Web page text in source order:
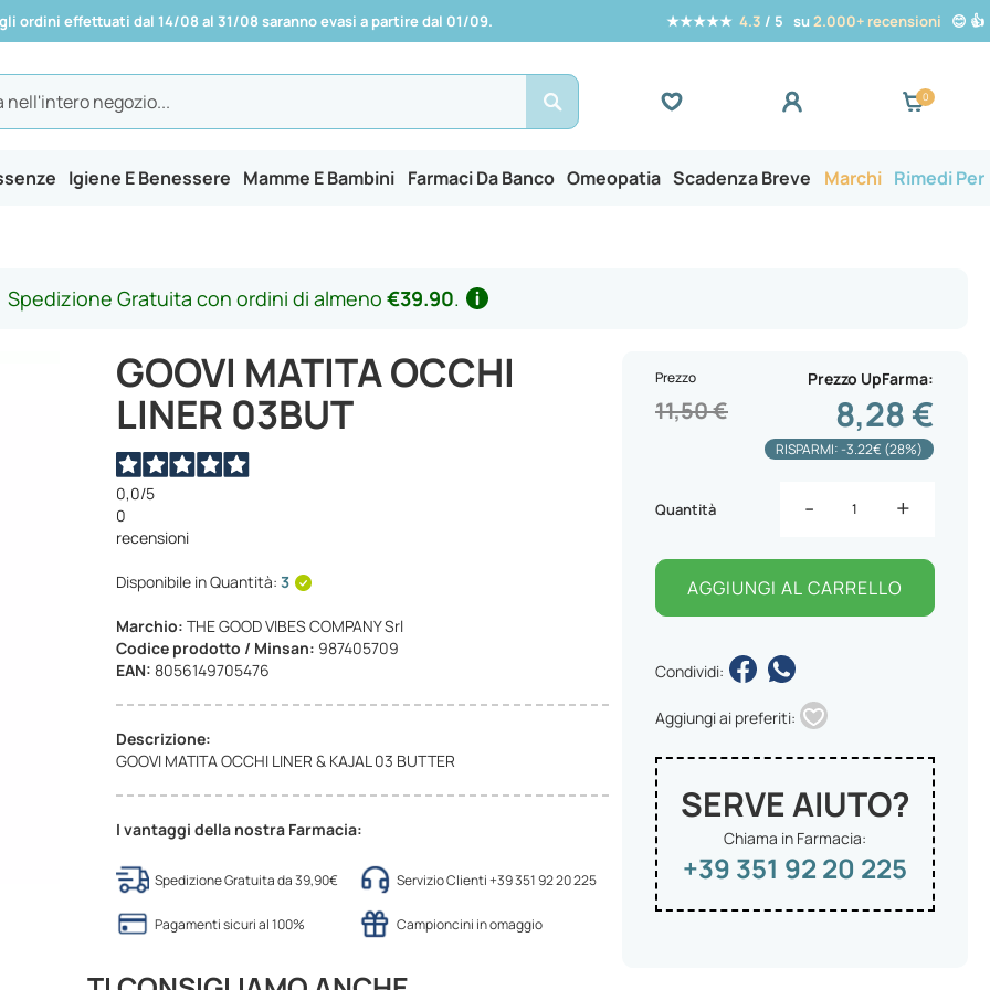
ordini effettuati dal 14/08 al 31/08 saranno evasi a partire dal 01/09. ★★★★★ 4.3 / 5 su2.000+ recensioni 😊 👍
Search
Igiene E Benessere Mamme E Bambini Farmaci Da Banco Omeopatia Scadenza Breve Marchi Rimedi Per
Spedizione Gratuita con ordini di almeno €39.90.
GOOVI MATITA OCCHI
LINER 03BUT
0,0/5
0
recensioni
Disponibile in Quantità:3
Marchio:THE GOOD VIBES COMPANY Srl
Codice prodotto / Minsan: 987405709
EAN:8056149705476
Descrizione:
GOOVI MATITA OCCHI LINER & KAJAL 03 BUTTER
I vantaggi della nostra Farmacia:
Spedizione Gratuita da 39,90€ Servizio Clienti +39 351 92 20 225
Pagamenti sicuri al 100% Campioncini in omaggio
Prezzo UpFarma
8,28 €
Prezzo
11,50 €
RISPARMI: -3.22€ (28%)
Quantità - +
AGGIUNGI AL CARRELLO
Condividi:
Aggiungi ai preferiti:
SERVE AIUTO?
Chiama in Farmacia:
+39 351 92 20 225